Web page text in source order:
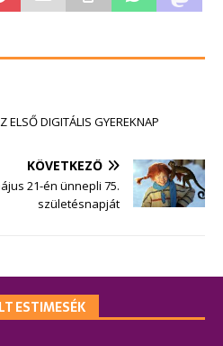
ELSŐ DIGITÁLIS GYEREKNAP
KÖVETKEZŐ
21-én ünnepli 75.
születésnapját
ESTIMESÉK